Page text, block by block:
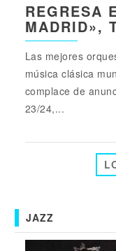
REGRESA
MADRID»,
Las mejores
música clásica
complace de
23/24,...
JAZZ